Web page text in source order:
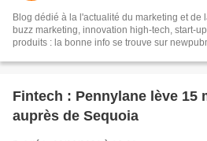
Blog dédié à la l'actualité du marketing et de
buzz marketing, innovation high-tech, start-
produits : la bonne info se trouve sur
Fintech : Pennylane lève 15
auprès de Sequoia